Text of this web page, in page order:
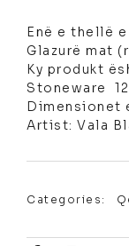
Enë e thellë
Glazurë mat
Ky produkt
Stoneware
Dimensionet
Artist: Vala
Categories: